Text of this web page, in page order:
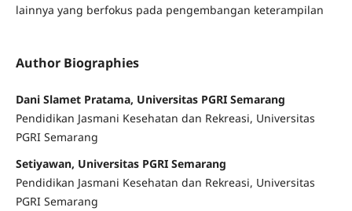
lainnya yang berfokus pada pengembangan keterampilan
Author Biographies
Dani Slamet Pratama, Universitas PGRI Semarang
Pendidikan Jasmani Kesehatan dan Rekreasi, Universitas
PGRI Semarang
Setiyawan, Universitas PGRI Semarang
Pendidikan Jasmani Kesehatan dan Rekreasi, Universitas
PGRI Semarang